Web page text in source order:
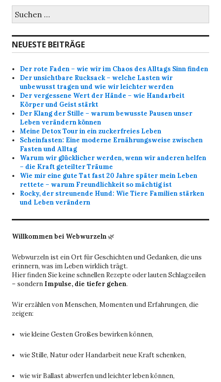
Suche
nach:
NEUESTE BEITRÄGE
Der rote Faden – wie wir im Chaos des Alltags Sinn finden
Der unsichtbare Rucksack – welche Lasten wir
unbewusst tragen und wie wir leichter werden
Der vergessene Wert der Hände – wie Handarbeit
Körper und Geist stärkt
Der Klang der Stille – warum bewusste Pausen unser
Leben verändern können
Meine Detox Tour in ein zuckerfreies Leben
Scheinfasten: Eine moderne Ernährungsweise zwischen
Fasten und Alltag
Warum wir glücklicher werden, wenn wir anderen helfen
– die Kraft geteilter Träume
Wie mir eine gute Tat fast 20 Jahre später mein Leben
rettete – warum Freundlichkeit so mächtig ist
Rocky, der streunende Hund: Wie Tiere Familien stärken
und Leben verändern
Willkommen bei Webwurzeln🌿
Webwurzeln ist ein Ort für Geschichten und Gedanken, die uns
erinnern, was im Leben wirklich trägt.
Hier finden Sie keine schnellen Rezepte oder lauten Schlagzeilen
– sondern Impulse, die tiefer gehen.
Wir erzählen von Menschen, Momenten und Erfahrungen, die
zeigen:
wie kleine Gesten Großes bewirken können,
wie Stille, Natur oder Handarbeit neue Kraft schenken,
wie wir Ballast abwerfen und leichter leben können,